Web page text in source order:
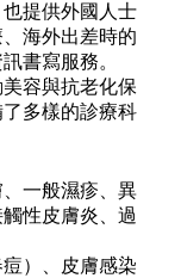
提供外國人士
海外出差時的
書寫服務。
容與抗老化保
多樣的診療科
一般濕疹、異
性皮膚炎、過
）、皮膚感染